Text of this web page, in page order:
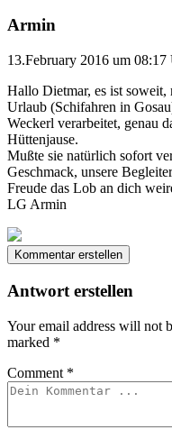
Armin
13.February 2016 um 08:17
Hallo Dietmar, es ist soweit,
Urlaub (Schifahren in
Weckerl verarbeitet, genau
Hüttenjause.
Mußte sie natürlich sofort
Geschmack, unsere
Freude das Lob an dich
LG Armin
Kommentar erstellen
Antwort erstellen
Your email address will not
marked *
Comment *